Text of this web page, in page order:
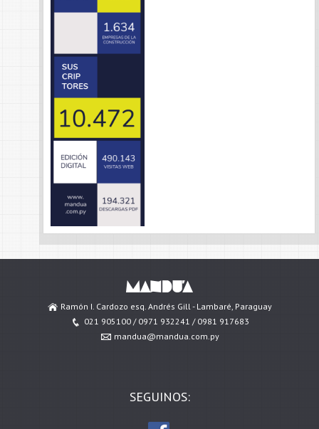
Ramón I. Cardozo esq. Andrés Gill - Lambaré, Paraguay
021 905100 / 0971 932241 / 0981 917683
mandua@mandua.com.py
SEGUINOS: